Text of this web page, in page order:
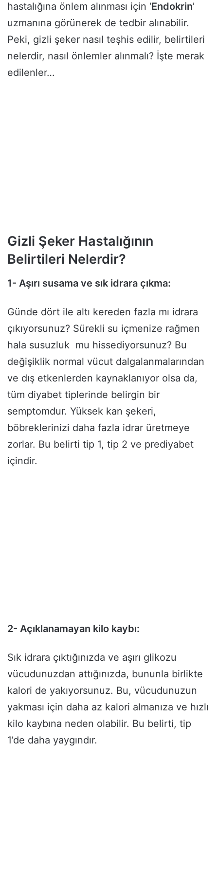
hastalığına önlem alınması için ‘Endokrin’
uzmanına görünerek de tedbir alınabilir.
Peki, gizli şeker nasıl teşhis edilir, belirtileri
nelerdir, nasıl önlemler alınmalı? İşte merak
edilenler…
Gizli Şeker Hastalığının
Belirtileri Nelerdir?
1- Aşırı susama ve sık idrara çıkma:
Günde dört ile altı kereden fazla mı idrara
çıkıyorsunuz? Sürekli su içmenize rağmen
hala susuzluk mu hissediyorsunuz? Bu
değişiklik normal vücut dalgalanmalarından
ve dış etkenlerden kaynaklanıyor olsa da,
tüm diyabet tiplerinde belirgin bir
semptomdur. Yüksek kan şekeri,
böbreklerinizi daha fazla idrar üretmeye
zorlar. Bu belirti tip 1, tip 2 ve prediyabet
içindir.
2- Açıklanamayan kilo kaybı:
Sık idrara çıktığınızda ve aşırı glikozu
vücudunuzdan attığınızda, bununla birlikte
kalori de yakıyorsunuz. Bu, vücudunuzun
yakması için daha az kalori almanıza ve hızlı
kilo kaybına neden olabilir. Bu belirti, tip
1’de daha yaygındır.